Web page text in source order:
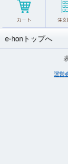
e-honトップへ
運営